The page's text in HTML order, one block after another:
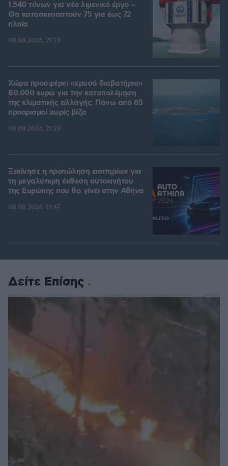
1.540 τόνων για νέο λιμενικό έργο –
Θα κατασκευαστούν 75 για έως 72
πλοία
08.08.2026, 21:24
Χώρα προσφέρει «χρυσά διαβατήρια»
80.000 ευρώ για την καταπολέμηση
της κλιματικής αλλαγής: Πάνω από 85
προορισμοί χωρίς βίζα
08.08.2026, 21:23
Ξεκίνησε η προπώληση εισιτηρίων για
τη μεγαλύτερη έκθεση αυτοκινήτου
της Ευρώπης που θα γίνει στην Αθήνα
08.08.2026, 19:47
Δείτε Επίσης